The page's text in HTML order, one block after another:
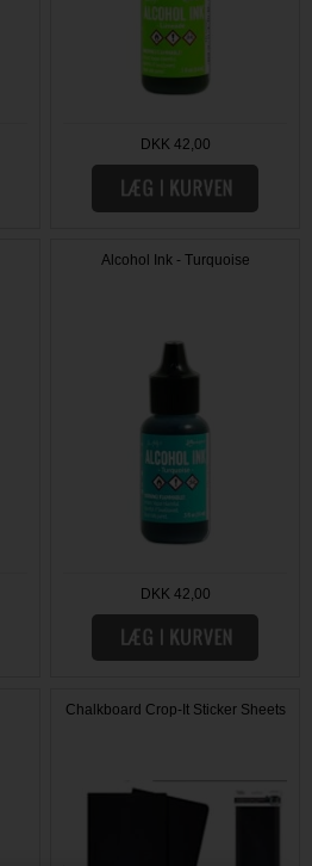
DKK 42,00
Alcohol Ink - Turquoise
DKK 42,00
Chalkboard Crop-It Sticker Sheets